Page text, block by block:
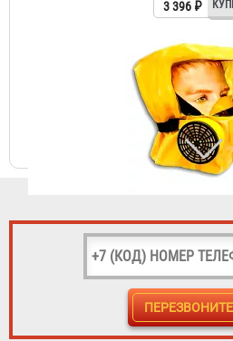
Самоспасатель "Шанс-
3 933 ₽